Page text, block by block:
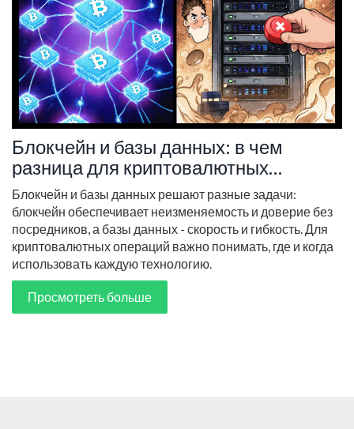
Блокчейн и базы данных: в чем
разница для криптовалютных
операций
Блокчейн и базы данных решают разные задачи:
блокчейн обеспечивает неизменяемость и доверие без
посредников, а базы данных - скорость и гибкость. Для
криптовалютных операций важно понимать, где и когда
использовать каждую технологию.
Просмотреть больше